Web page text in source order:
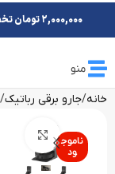
منو
خانه جارو برقی رباتیک
ناموج
ود
2,000,000 تومان تخفیف،